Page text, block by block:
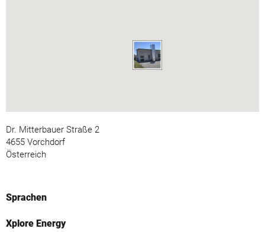
Dr. Mitterbauer Straße 2
4655 Vorchdorf
Österreich
Sprachen
Xplore Energy